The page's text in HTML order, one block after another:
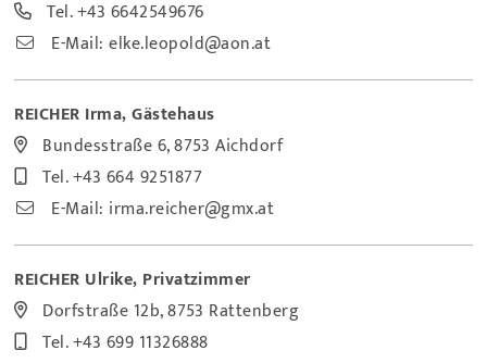
Tel.+43 6642549676
E-Mail:elke.leopold@aon.at
REICHER Irma, Gästehaus
Bundesstraße 6, 8753 Aichdorf
Tel.+43 664 9251877
E-Mail: irma.reicher@gmx.at
REICHER Ulrike, Privatzimmer
Dorfstraße 12b, 8753 Rattenberg
Tel.+43 699 11326888